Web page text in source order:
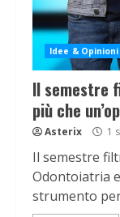
Idee & Opinioni
Il semestre
più che
Asterix 1
Il semestre
Odontoiatria
strumento